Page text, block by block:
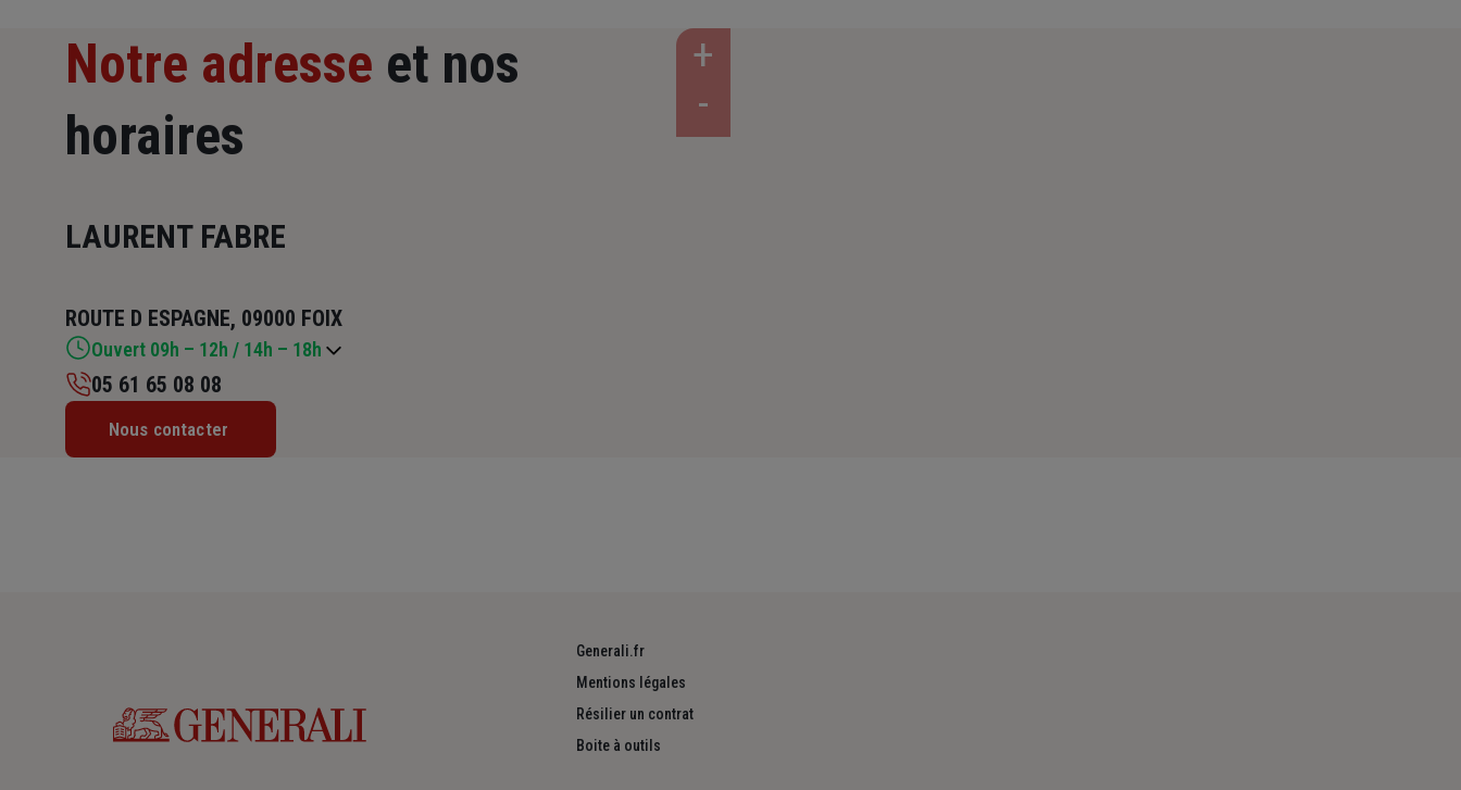
Notre adresse et nos
horaires
LAURENT FABRE
ROUTE D ESPAGNE, 09000 FOIX
Ouvert 09h – 12h / 14h – 18h
Mardi : 09h – 12h / 14h – 18h
05 61 65 08 08
Nous contacter
Generali.fr
Mentions légales
Résilier un contrat
Boite à outils